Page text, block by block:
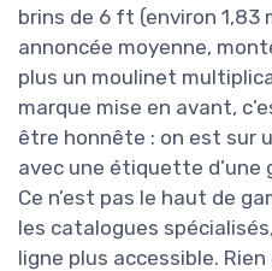
brins de 6 ft (environ 1,83
annoncée moyenne,
plus un moulinet
marque mise en avant,
être honnête : on est sur
avec une étiquette d’une
Ce n’est pas le haut de
les catalogues
ligne plus accessible.